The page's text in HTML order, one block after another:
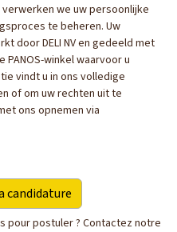
verwerken we uw persoonlijke
te beheren. Uw
door DELI NV en gedeeld met
winkel waarvoor u
vindt u in ons volledige
of om uw rechten uit te
ons opnemen via
pour postuler ? Contactez notre